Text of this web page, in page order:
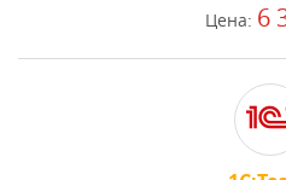
Цена: 6